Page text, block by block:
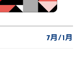
7月 1月